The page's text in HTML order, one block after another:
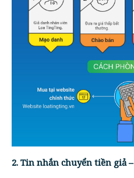
2. Tin nhắn chuyển tiền giả